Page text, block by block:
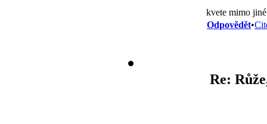
kvete mimo
Odpovědět•
Re: